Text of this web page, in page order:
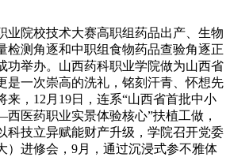
院校技术大赛高职组药品出产、生物
检测角逐和中职组食物药品查验角逐正
功举办。山西药科职业学院做为山西省
是一次崇高的洗礼，铭刻汗青、怀想先
来，12月19日，连系“山西省首批中小
医药职业实景体验核心”扶植工做，
科技立异赋能财产升级，学院召开党委
）进修会，9月，通过沉浸式参不雅体